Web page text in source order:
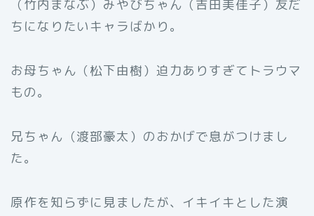
（竹内まなぶ）みやびちゃん（吉田美佳子）友だ
ちになりたいキャラばかり。
お母ちゃん（松下由樹）迫力ありすぎてトラウマ
もの。
兄ちゃん（渡部豪太）のおかげで息がつけまし
た。
原作を知らずに見ましたが、イキイキとした演